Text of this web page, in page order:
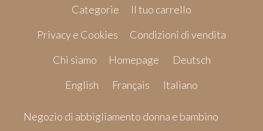
Categorie
Il tuo carrello
Privacy e Cookies
Condizioni di vendita
Chi siamo
Homepage
Deutsch
English
Français Italiano
Negozio di abbigliamento donna e bambino